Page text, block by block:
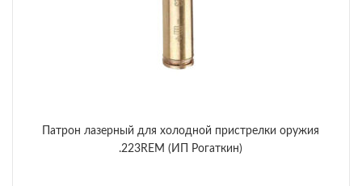
Патрон лазерный для холодной пристрелки оружия
.223REM (ИП Рогаткин)